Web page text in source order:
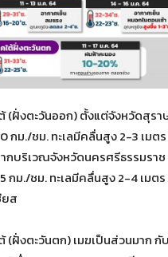
(ฝั่งตะวันออก) ตั้งแต่จังหวัดสุรา
กม./ชม. ทะเลมีคลื่นสูง 2-3 เมต
กบริเวณจังหวัดนครศรีธรรมราช
กม./ชม. ทะเลมีคลื่นสูง 2-4 เม
ยส
(ฝั่งตะวันตก) เมฆเป็นส่วนมาก